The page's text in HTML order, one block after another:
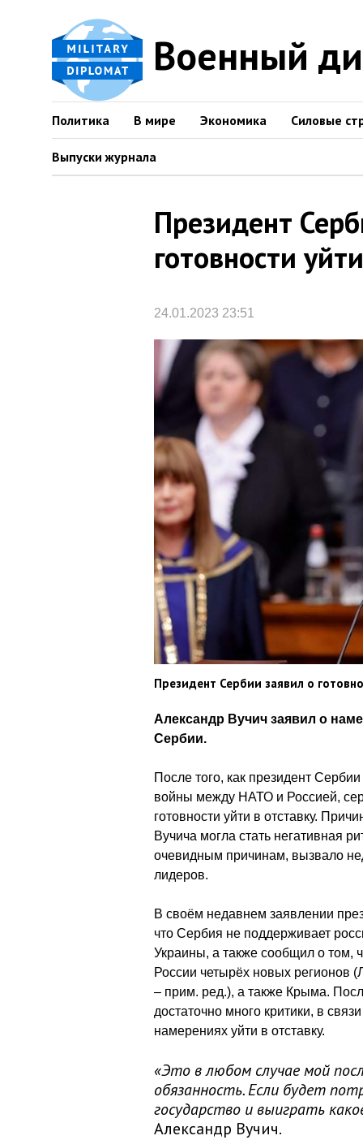
Военный
Политика В мире Экономика Силовые
Выпуски журнала
Президент
готовности
24.01.2023 23:51
Президент Сербии заявил о
Александр Вучич заявил о
Сербии.
После того, как президент
войны между НАТО и Россией,
готовности уйти в отставку.
Вучича могла стать негативная
очевидным причинам, вызвало
лидеров.
В своём недавнем заявлении
что Сербия не поддерживает
Украины, а также сообщил о том,
России четырёх новых регионов
– прим. ред.), а также Крыма.
достаточно много критики, в
намерениях уйти в отставку.
«Это в любом случае мой
обязанность. Если будет
государство и выиграть
Александр Вучич.